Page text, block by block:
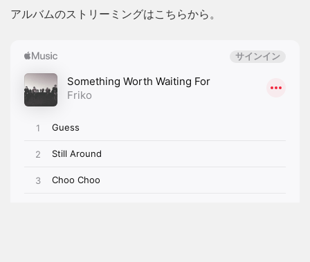
アルバムのストリーミングはこちらから。